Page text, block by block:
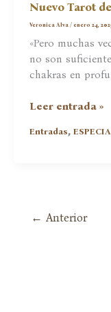
Nuevo Tarot
Veronica Alva/enero 24,
«Pero muchas
no son
chakras en
Nuevo
de
Leer entrada »
Entradas,
← Anterior